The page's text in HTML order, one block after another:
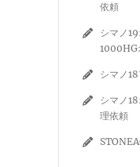
依頼
シマノ
1000HG
シマノ
シマノ
理依頼